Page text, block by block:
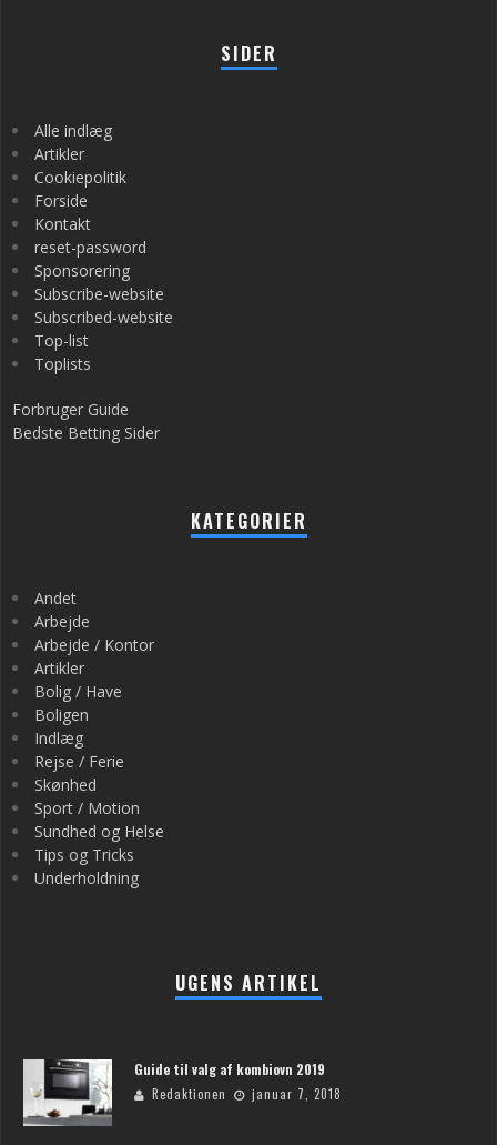
SIDER
Alle indlæg
Artikler
Cookiepolitik
Forside
Kontakt
reset-password
Sponsorering
Subscribe-website
Subscribed-website
Top-list
Toplists
Forbruger Guide
Bedste Betting Sider
KATEGORIER
Andet
Arbejde
Arbejde / Kontor
Artikler
Bolig / Have
Boligen
Indlæg
Rejse / Ferie
Skønhed
Sport / Motion
Sundhed og Helse
Tips og Tricks
Underholdning
UGENS ARTIKEL
Guide til valg af kombiovn 2019
Redaktionen januar 7, 2018